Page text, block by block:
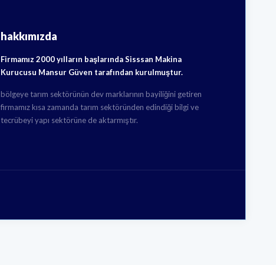
hakkımızda
Firmamız 2000 yılların başlarında Sisssan Makina
Kurucusu Mansur Güven tarafından kurulmuştur.
bölgeye tarım sektörünün dev marklarının bayiliğini getiren
firmamız kısa zamanda tarım sektöründen edindiği bilgi ve
tecrübeyi yapı sektörüne de aktarmıştır.